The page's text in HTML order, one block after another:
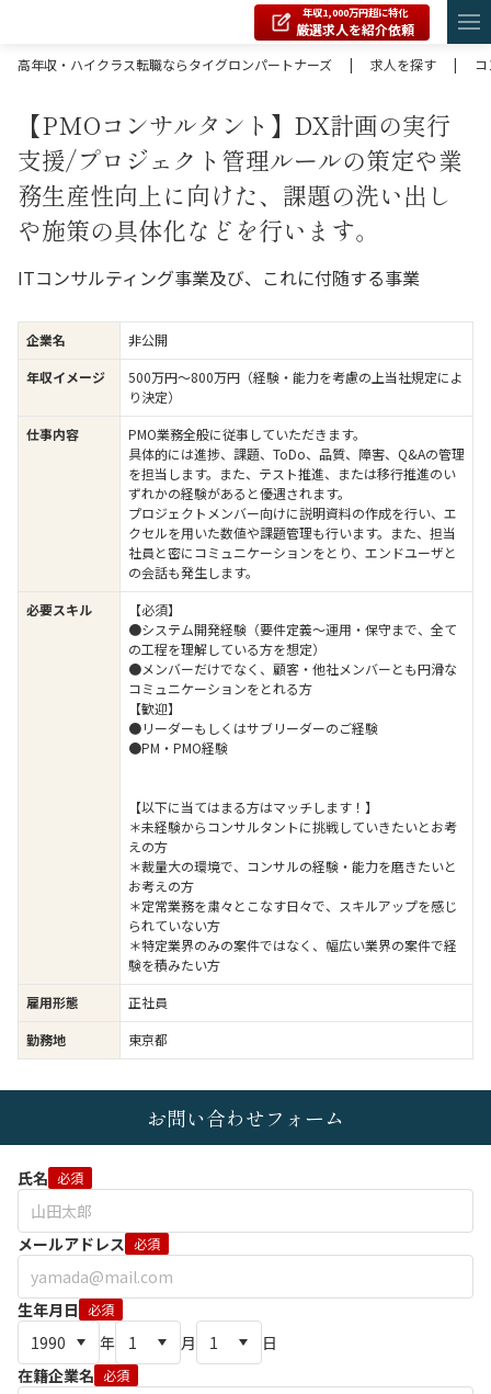
年収1,000万円超に特化
厳選求人を紹介依頼
高年収・ハイクラス転職ならタイグロンパートナーズ
| 求人を探す |
【PMOコンサルタント】DX計画の実行
支援/プロジェクト管理ルールの策定や業
務生産性向上に向けた、課題の洗い出し
や施策の具体化などを行います。
ITコンサルティング事業及び、これに付随する事業
企業名
非公開
年収イメージ
500万円〜800万円（経験・能力を考慮の上当社規定によ
り決定）
仕事内容
PMO業務全般に従事していただきます。
具体的には進捗、課題、ToDo、品質、障害、Q&Aの管理
を担当します。また、テスト推進、または移行推進のい
ずれかの経験があると優遇されます。
プロジェクトメンバー向けに説明資料の作成を行い、エ
クセルを用いた数値や課題管理も行います。また、担当
社員と密にコミュニケーションをとり、エンドユーザと
の会話も発生します。
必要スキル
【必須】
●システム開発経験（要件定義～運用・保守まで、全て
の工程を理解している方を想定）
●メンバーだけでなく、顧客・他社メンバーとも円滑な
コミュニケーションをとれる方
【歓迎】
●リーダーもしくはサブリーダーのご経験
●PM・PMO経験
【以下に当てはまる方はマッチします！】
＊未経験からコンサルタントに挑戦していきたいとお考
えの方
＊裁量大の環境で、コンサルの経験・能力を磨きたいと
お考えの方
＊定常業務を粛々とこなす日々で、スキルアップを感じ
られていない方
＊特定業界のみの案件ではなく、幅広い業界の案件で経
験を積みたい方
雇用形態
正社員
勤務地
東京都
お問い合わせフォーム
氏名 必須
メールアドレス 必須
生年月日 必須
年 月
日
在籍企業名 必須